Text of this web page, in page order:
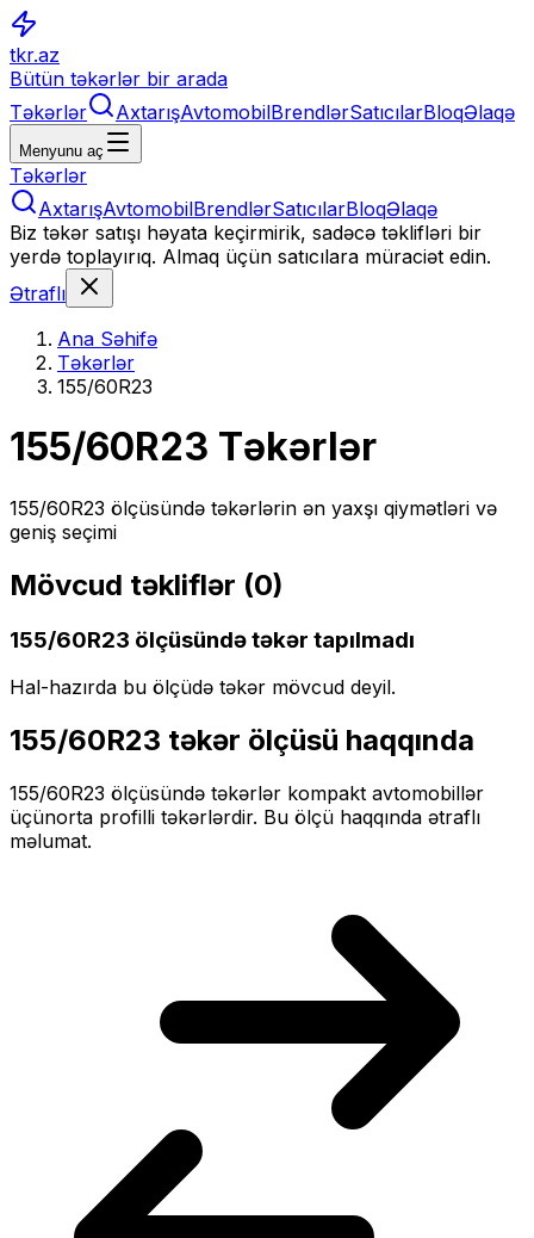
tkr.az
Bütün təkərlər bir arada
Təkərlər
AxtarışAvtomobilBrendlərSatıcılarBloqƏlaqə
Menyunu aç
Təkərlər
AxtarışAvtomobilBrendlərSatıcılarBloqƏlaqə
Biz təkər satışı həyata keçirmirik, sadəcə təklifləri bir
yerdə toplayırıq. Almaq üçün satıcılara müraciət edin.
Ətraflı
Ana Səhifə
Təkərlər
155/60R23
155/60R23 Təkərlər
155/60R23 ölçüsündə təkərlərin ən yaxşı qiymətləri və
geniş seçimi
Mövcud təkliflər (0)
155/60R23 ölçüsündə təkər tapılmadı
Hal-hazırda bu ölçüdə təkər mövcud deyil.
155/60R23 təkər ölçüsü haqqında
155/60R23 ölçüsündə təkərlər kompakt avtomobillər
üçünorta profilli təkərlərdir. Bu ölçü haqqında ətraflı
məlumat.